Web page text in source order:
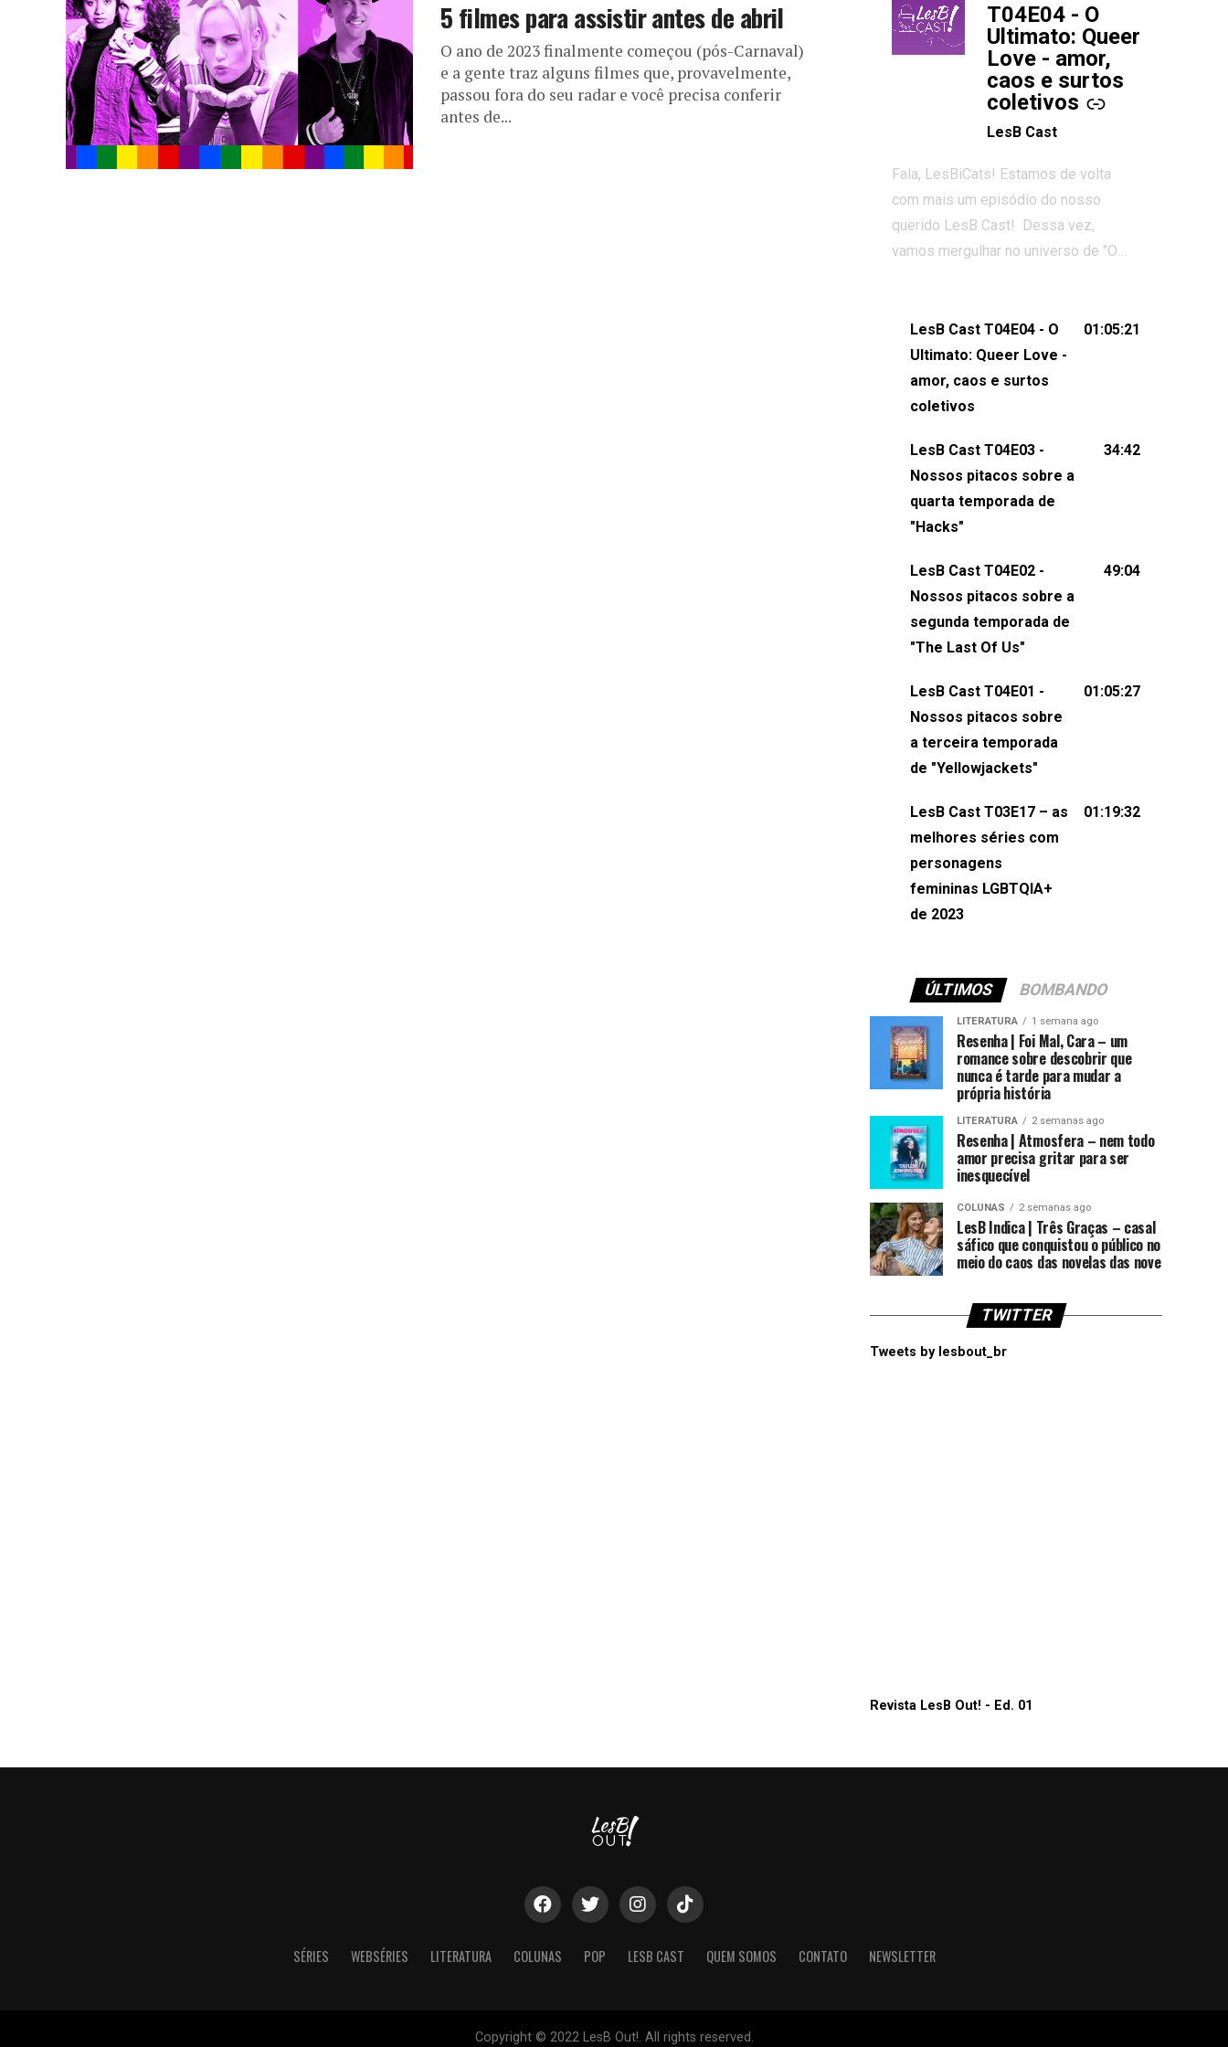
5 filmes para assistir antes de abril
O ano de 2023 finalmente começou (pós-Carnaval)
e a gente traz alguns filmes que, provavelmente,
passou fora do seu radar e você precisa conferir
antes de...
T04E04 - O
Ultimato: Queer
Love - amor,
caos e surtos
coletivos
LesB Cast
Fala, LesBiCats! Estamos de volta
com mais um episódio do nosso
querido LesB Cast! Dessa vez,
vamos mergulhar no universo de "O
e levantou debates intensos sobre
relacionamentos queer. Vem com a
gente comentar os melhores
momentos, as maiores confusões e,
pensar (e rir) sobre amor sáfico!Você
também pode participar dessa
conversa mandando sugestões de
pauta, comentários, perguntas ou
e-mail para podcast@lesbout.com.br. E
não esqueça de visitar nosso site e
sociais:Twitter: ⁠⁠⁠⁠@lesbout_br⁠⁠⁠⁠ Instagram:
do LesB Cast:Apresentação de
Karolen Passos
(⁠⁠⁠⁠⁠⁠@KarolenPassos⁠⁠⁠⁠⁠⁠)Participação de
Pollyelly FlorêncioEdição de Naiady
Machado
LesB Cast T04E04 - O
Ultimato: Queer Love -
amor, caos e surtos
coletivos
01:05:21
LesB Cast T04E03 -
Nossos pitacos sobre a
quarta temporada de
"Hacks"
34:42
LesB Cast T04E02 -
Nossos pitacos sobre a
segunda temporada de
"The Last Of Us"
49:04
LesB Cast T04E01 -
Nossos pitacos sobre
a terceira temporada
de "Yellowjackets"
01:05:27
LesB Cast T03E17 – as
melhores séries com
personagens
femininas LGBTQIA+
de 2023
01:19:32
ÚLTIMOS BOMBANDO
LITERATURA 1 semana ago
Resenha | Foi Mal, Cara – um
romance sobre descobrir que
nunca é tarde para mudar a
própria história
LITERATURA 2 semanas ago
Resenha | Atmosfera – nem todo
amor precisa gritar para ser
inesquecível
COLUNAS 2 semanas ago
LesB Indica | Três Graças – casal
sáfico que conquistou o público no
meio do caos das novelas das nove
TWITTER
Tweets by lesbout_br
Revista LesB Out! - Ed. 01
SÉRIES WEBSÉRIES LITERATURA COLUNAS POP LESB CAST QUEM SOMOS CONTATO NEWSLETTER
Copyright © 2022 LesB Out!. All rights reserved.